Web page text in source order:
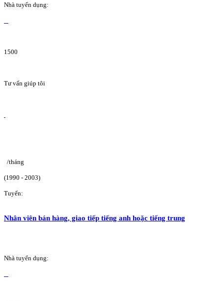
Nhà tuyển dụng:
1500
Tư vấn giúp tôi
/tháng
(1990 - 2003)
Tuyển:
Nhân viên bán hàng, giao tiếp tiếng anh hoặc tiếng trung
Nhà tuyển dụng: